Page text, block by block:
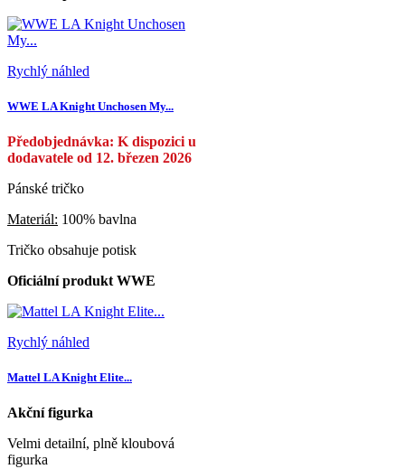
Rychlý náhled
WWE LA Knight Unchosen My...
Předobjednávka: K dispozici u
dodavatele od 12. březen 2026
Pánské tričko
Materiál: 100% bavlna
Tričko obsahuje potisk
Oficiální produkt WWE
Rychlý náhled
Mattel LA Knight Elite...
Akční figurka
Velmi detailní, plně kloubová
figurka